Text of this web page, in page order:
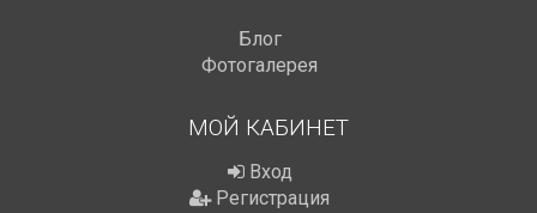
Блог
Фотогалерея
МОЙ КАБИНЕТ
Вход
Регистрация